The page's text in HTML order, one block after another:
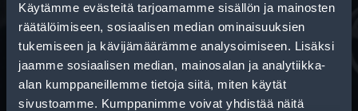
Käytämme evästeitä tarjoamamme sisällön ja mainosten
räätälöimiseen, sosiaalisen median ominaisuuksien
tukemiseen ja kävijämäärämme analysoimiseen. Lisäksi
jaamme sosiaalisen median, mainosalan ja analytiikka-
alan kumppaneillemme tietoja siitä, miten käytät
sivustoamme. Kumppanimme voivat yhdistää näitä
Rahoitus
Tee ostoksesi RengasCenter-tilillä. Saat
maksuaikaa renkaillesi.